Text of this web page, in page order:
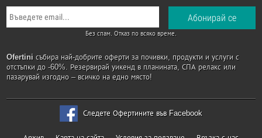
Без спам. Отказ по всяко време.
Ofertini събира най-добрите оферти за почивки, продукти и услуги с
отстъпки до -60%. Резервирай уикенд в планината, СПА релакс или
пазарувай изгодно – всичко на едно място!
Следете Офертините във Facebook